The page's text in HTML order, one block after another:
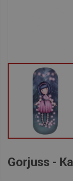
Gorjuss -